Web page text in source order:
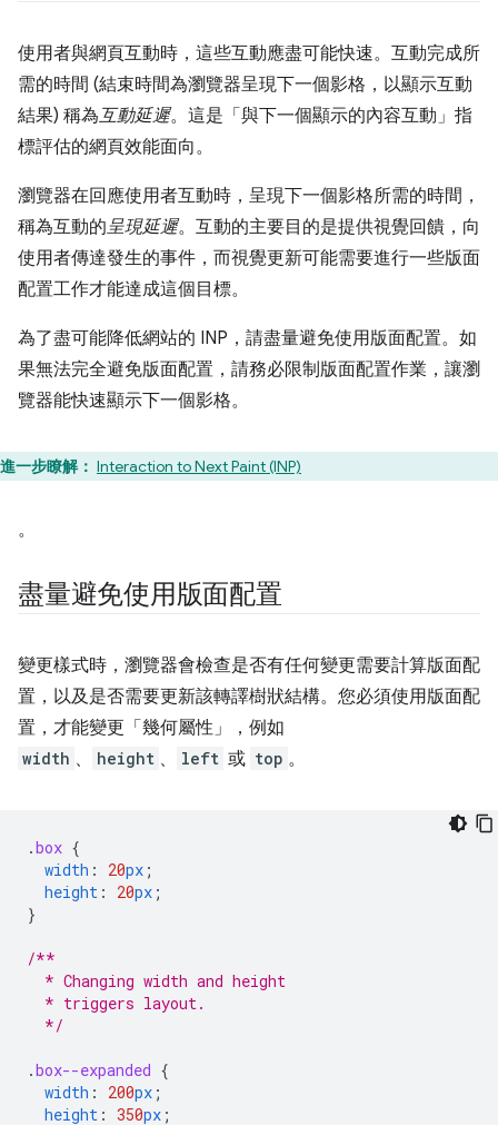
使用者與網頁互動時，這些互動應盡可能快速。互動完成所
需的時間 (結束時間為瀏覽器呈現下一個影格，以顯示互動
結果) 稱為互動延遲。這是「與下一個顯示的內容互動」 指
標評估的網頁效能面向。
瀏覽器在回應使用者互動時，呈現下一個影格所需的時間，
稱為互動的呈現延遲。互動的主要目的是提供視覺回饋，向
使用者傳達發生的事件，而視覺更新可能需要進行一些版面
配置工作才能達成這個目標。
為了盡可能降低網站的 INP，請盡量避免使用版面配置。如
果無法完全避免版面配置，請務必限制版面配置作業，讓瀏
覽器能快速顯示下一個影格。
進一步瞭解： Interaction to Next Paint (INP)
。
盡量避免使用版面配置
變更樣式時，瀏覽器會檢查是否有任何變更需要計算版面配
置，以及是否需要更新該轉譯樹狀結構。您必須使用版面配
置，才能變更「幾何屬性」，例如
width 、 height 、 left 或 top 。
.box {
width : 20px ;
height : 20px ;
}
/**
  * Changing width and height
  * triggers layout.
  */
.box--expanded {
width : 200px ;
height : 350px ;